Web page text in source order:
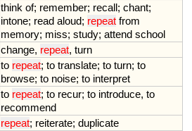
think of; remember; recall; chant;
intone; read aloud; repeat from
memory; miss; study; attend school
change, repeat, turn
to repeat; to translate; to turn; to
browse; to noise; to interpret
to repeat; to recur; to introduce, to
recommend
repeat; reiterate; duplicate